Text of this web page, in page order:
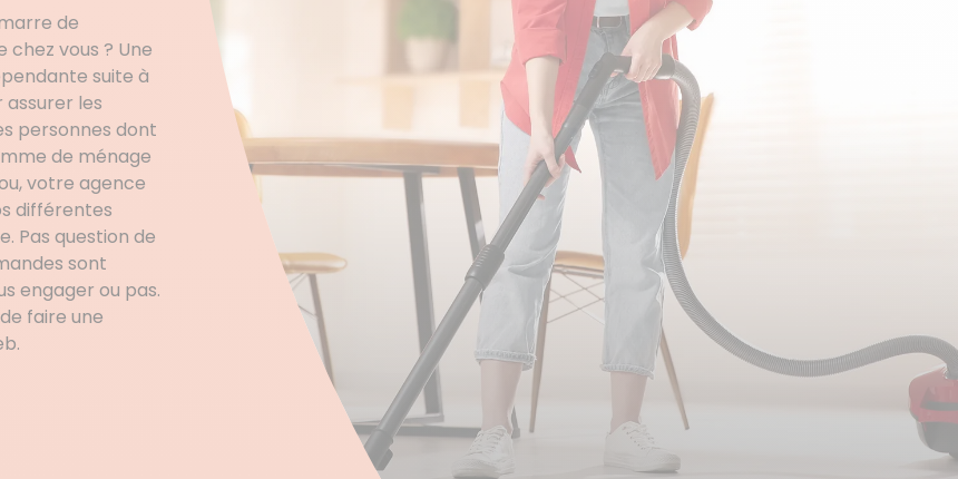
de
vous ? Une
suite à
assurer les
personnes dont
de ménage
votre agence
différentes
Pas question de
sont
engager ou pas.
faire une